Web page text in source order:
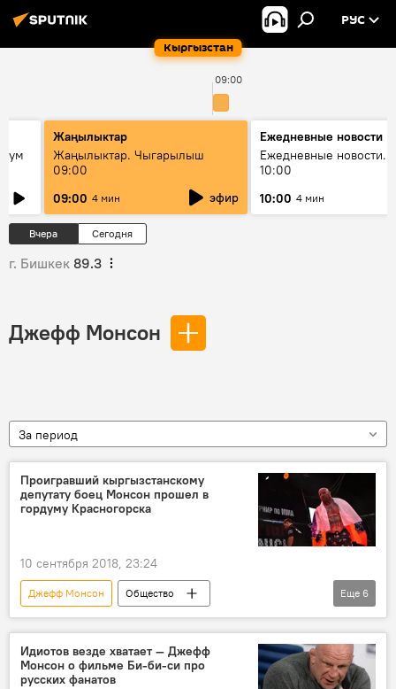
Кыргызстан
РУС
09:00
Жаңылыктар
Жаңылыктар. Чыгарылыш
09:00
09:00 4 мин эфир
Ежедневные новости
Ежедневные новости.
10:00
10:00 4 мин
Вчера Сегодня
г. Бишкек 89.3
Джефф Монсон
За период
Проигравший кыргызстанскому
депутату боец Монсон прошел в
гордуму Красногорска
10 сентября 2018, 23:24
Джефф Монсон
Общество
Пресс-дайджест
Новости
В мире
Россия
депутат избрание
Еще 6
Идиотов везде хватает — Джефф
Монсон о фильме Би-би-си про
русских фанатов